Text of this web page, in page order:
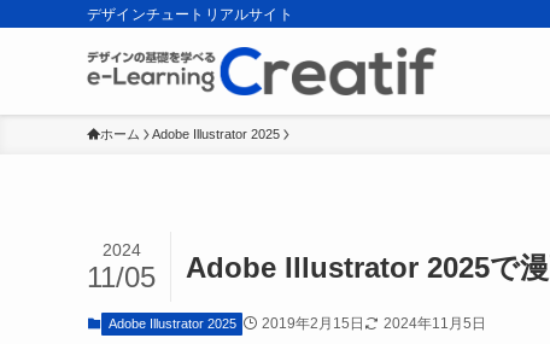
デザインチュートリアルサイト
ホーム Adobe Illustrator 2025
Adobe Illustrator 2025で
2024
11/05
Adobe Illustrator 2025 2019年2月15日 2024年11月5日